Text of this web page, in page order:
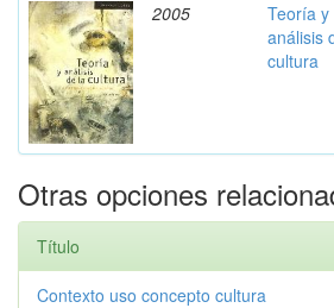
2005
Teoría y
análisis
cultura
Otras opciones
Título
Contexto uso concepto cultura